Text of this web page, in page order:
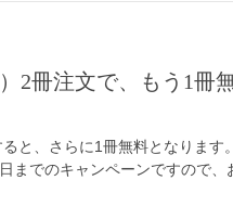
と、さらに1冊無料となります
までのキャンペーンですので、